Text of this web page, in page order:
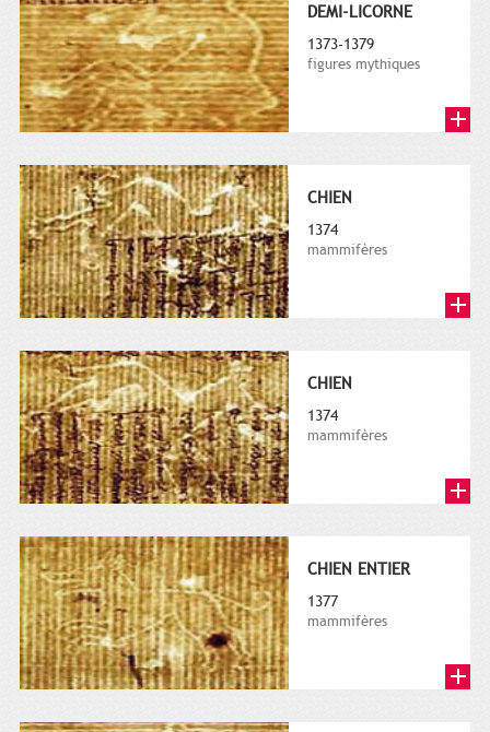
DEMI-LICORNE
1373-1379
figures mythiques
CHIEN
1374
mammifères
CHIEN
1374
mammifères
CHIEN ENTIER
1377
mammifères